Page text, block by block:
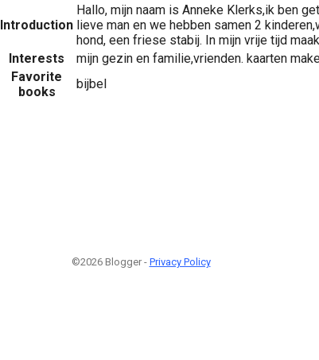
Introduction
Hallo, mijn naam is Anneke Klerks,ik ben
lieve man en we hebben samen 2
hond, een friese stabij. In mijn vrije tijd
Interests
mijn gezin en familie,vrienden. kaarten
Favorite
books
bijbel
©2026 Blogger - Privacy Policy